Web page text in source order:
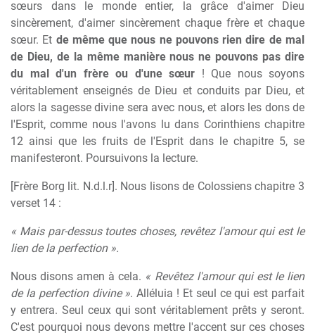
sœurs dans le monde entier, la grâce d'aimer Dieu
sincèrement, d'aimer sincèrement chaque frère et chaque
sœur. Et de même que nous ne pouvons rien dire de mal
de Dieu, de la même manière nous ne pouvons pas dire
du mal d'un frère ou d'une sœur ! Que nous soyons
véritablement enseignés de Dieu et conduits par Dieu, et
alors la sagesse divine sera avec nous, et alors les dons de
l'Esprit, comme nous l'avons lu dans Corinthiens chapitre
12 ainsi que les fruits de l'Esprit dans le chapitre 5, se
manifesteront. Poursuivons la lecture.
[Frère Borg lit. N.d.l.r]. Nous lisons de Colossiens chapitre 3
verset 14 :
« Mais par-dessus toutes choses, revêtez l'amour qui est le
lien de la perfection ».
Nous disons amen à cela. « Revêtez l'amour qui est le lien
de la perfection divine ». Alléluia ! Et seul ce qui est parfait
y entrera. Seul ceux qui sont véritablement prêts y seront.
C'est pourquoi nous devons mettre l'accent sur ces choses